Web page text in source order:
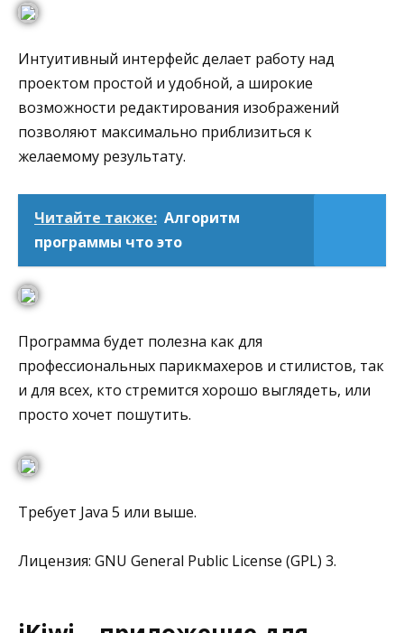
Интуитивный интерфейс делает работу над
проектом простой и удобной, а широкие
возможности редактирования изображений
позволяют максимально приблизиться к
желаемому результату.
Читайте также: Алгоритм
программы что это
Программа будет полезна как для
профессиональных парикмахеров и стилистов, так
и для всех, кто стремится хорошо выглядеть, или
просто хочет пошутить.
Требует Java 5 или выше.
Лицензия: GNU General Public License (GPL) 3.